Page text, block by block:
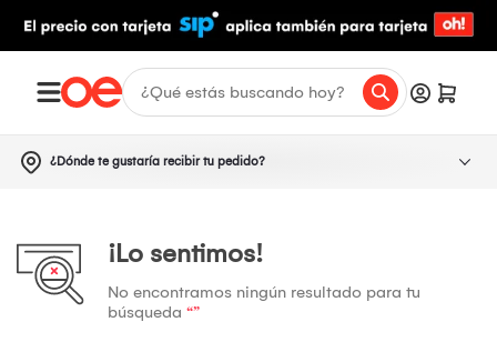
¿Dónde te gustaría recibir tu pedido?
¡Lo sentimos!
No encontramos ningún resultado para tu
búsqueda “”